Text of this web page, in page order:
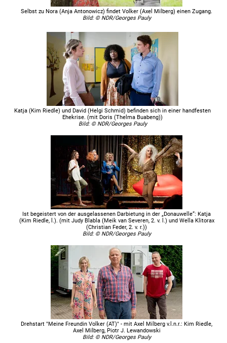
Selbst zu Nora (Anja Antonowicz) findet Volker (Axel Milberg) einen Zugang.
Bild: © NDR/Georges Pauly
Katja (Kim Riedle) und David (Helgi Schmid) befinden sich in einer handfesten
Ehekrise. (mit Doris (Thelma Buabeng))
Bild: © NDR/Georges Pauly
Ist begeistert von der ausgelassenen Darbietung in der „Donauwelle“: Katja
(Kim Riedle, l.). (mit Judy Blabla (Meik van Severen, 2. v. l.) und Wella Klitorax
(Christian Feder, 2. v. r.))
Bild: © NDR/Georges Pauly
Drehstart "Meine Freundin Volker (AT)" - mit Axel Milberg v.l.n.r.: Kim Riedle,
Axel Milberg, Piotr J. Lewandowski
Bild: © NDR/Georges Pauly